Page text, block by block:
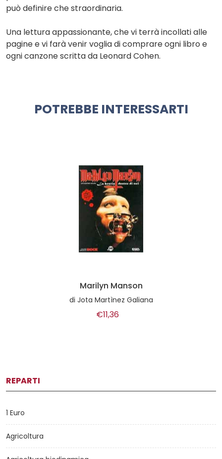
può definire che straordinaria.
Una lettura appassionante, che vi terrà incollati alle
pagine e vi farà venir voglia di comprare ogni libro e
ogni canzone scritta da Leonard Cohen.
POTREBBE INTERESSARTI
Marilyn Manson
di Jota Martìnez Galiana
€11,36
REPARTI
1 Euro
Agricoltura